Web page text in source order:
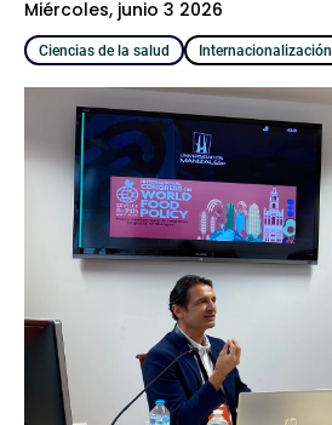
miércoles, junio 3 2026
Ciencias de la salud Internacionalización